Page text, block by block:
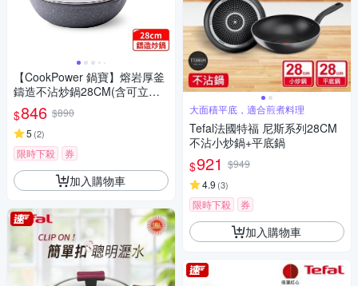
【CookPower 鍋寶】熔岩厚釜
鑄造不沾炒鍋28CM(含可立式
鍋蓋) IH/電磁爐適用
$846 $890
5 (2)
限時下殺 券
加入購物車
大面積平底，適合煎煮料理
Tefal法國特福 尼斯系列28CM
不沾小炒鍋+平底鍋
$921 $949
4.9 (3)
限時下殺 券
加入購物車